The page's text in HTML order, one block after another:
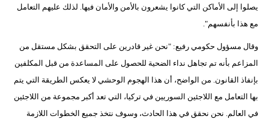
يصلوا إلى الأماكن التي كانوا يشعرون بالأمن والأمان فيها. لذلك عليهم التعامل
مع هذا بأنفسهم".
وقال مسؤول حكومي رفيع: "نحن غير قادرين على التحقق بشكل مستقل من
المزاعم بأنه تم تجاهل نداء الضحية للحصول على المساعدة من قبل المكلفين
بإنفاذ القانون. من الواضح، أن هذا الهجوم الوحشي لا يعكس الطريقة التي يتم
بها التعامل مع اللاجئين السوريين في تركيا، التي تعد أكبر مجموعة من اللاجئين
في العالم. نحن نحقق في هذا الحادث، وسوف نتخذ جميع الخطوات اللازمة